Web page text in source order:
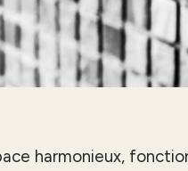
harmonieux,